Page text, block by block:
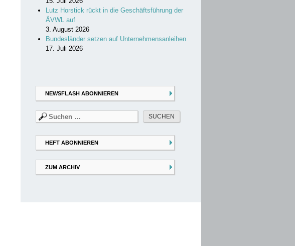
Lutz Horstick rückt in die Geschäftsführung der
ÄVWL auf
3. August 2026
Bundesländer setzen auf Unternehmensanleihen
17. Juli 2026
NEWSFLASH ABONNIEREN
Suchen
nach:
HEFT ABONNIEREN
ZUM ARCHIV